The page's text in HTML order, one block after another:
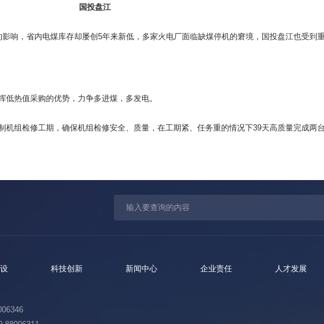
国投盘江
响，省内电煤库存却屡创5年来新低，多家火电厂面临缺煤停机的窘境，国投盘江也受到重
热值采购的优势，力争多进煤，多发电。
组检修工期，确保机组检修安全、质量，在工期紧、任务重的情况下39天高质量完成两
科技创新 新闻中心 企业责任 人才发展